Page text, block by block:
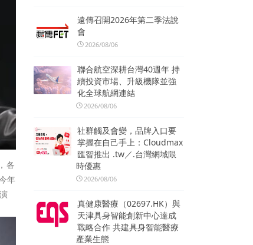
各
年
遠傳召開2026年第二季法說
會
2026/08/06
聯合航空深耕台灣40週年 持
續投資市場、升級機隊並強
化全球航網連結
2026/08/06
社群觸及會變，品牌入口要
掌握在自己手上：Cloudmax
匯智推出 .tw／.台灣網域限
時優惠
2026/08/06
真健康醫療（02697.HK）與
天津具身智能創新中心達成
戰略合作 共建具身智能醫療
產業生態